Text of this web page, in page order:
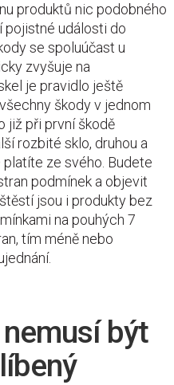
produktů nic podobného
pojistné události do
se spoluúčast u
zvyšuje na
je pravidlo ještě
škody v jednom
již při první škodě
rozbité sklo, druhou a
ze svého. Budete
podmínek a objevit
jsou i produkty bez
na pouhých 7
tím méně nebo
být